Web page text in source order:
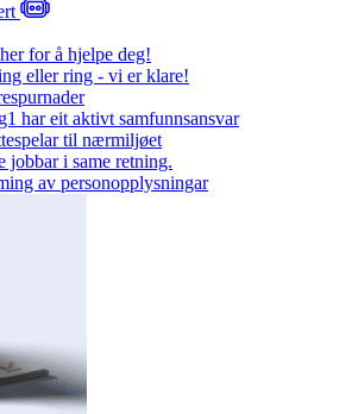
for å hjelpe deg!
eller ring - vi er klare!
har eit aktivt samfunnsansvar
til nærmiljøet
jobbar i same retning.
av personopplysningar